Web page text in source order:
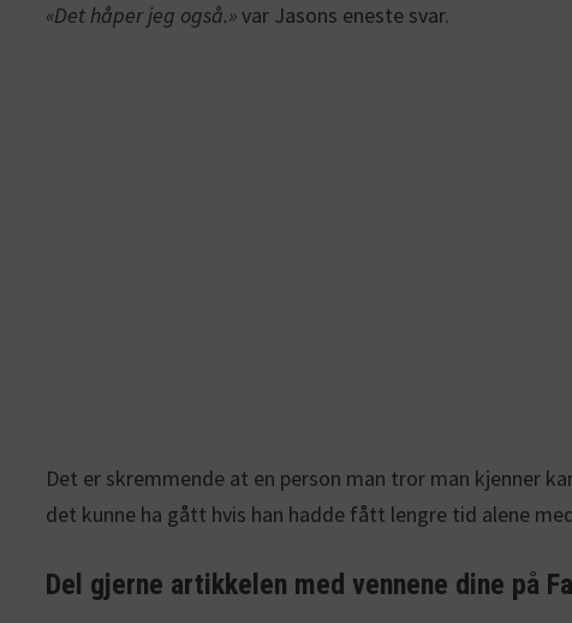
«Det håper jeg også.»var Jasons eneste svar.
Det er skremmende at en person man tror man kjenner
det kunne ha gått hvis han hadde fått lengre tid alene
Del gjerne artikkelen med vennene dine på